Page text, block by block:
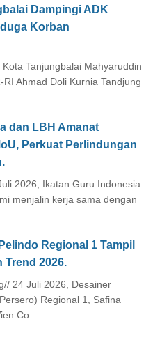
Dampingi ADK
Korban
Tanjungbalai Mahyaruddin
Ahmad Doli Kurnia Tandjung
dan LBH Amanat
Perkuat Perlindungan
2026, Ikatan Guru Indonesia
menjalin kerja sama dengan
Regional 1 Tampil
Trend 2026.
24 Juli 2026, Desainer
Regional 1, Safina
Co...